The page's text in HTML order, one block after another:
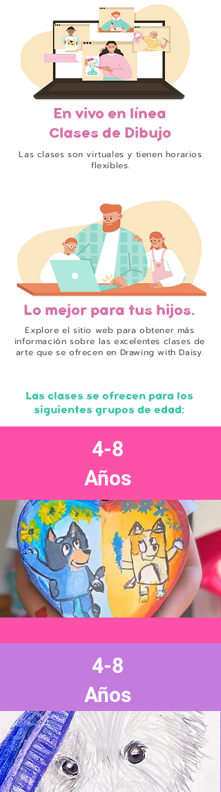
En vivo en línea
Clases de Dibujo
Las clases son virtuales y tienen horarios
flexibles.
Lo mejor para tus hijos.
Explore el sitio web para obtener más
información sobre las excelentes clases de
arte que se ofrecen en Drawing with Daisy.
Las clases se ofrecen para los
siguientes grupos de edad:
4-8
Años
4-8
Años